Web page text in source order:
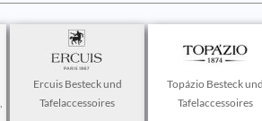
Ercuis Besteck und
Tafelaccessoires
Topázio Besteck und
Tafelaccessoires